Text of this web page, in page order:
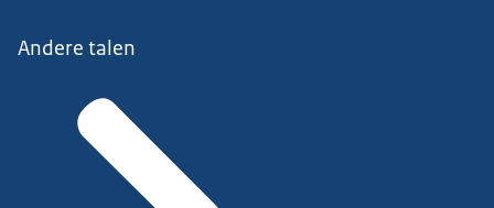
Andere talen